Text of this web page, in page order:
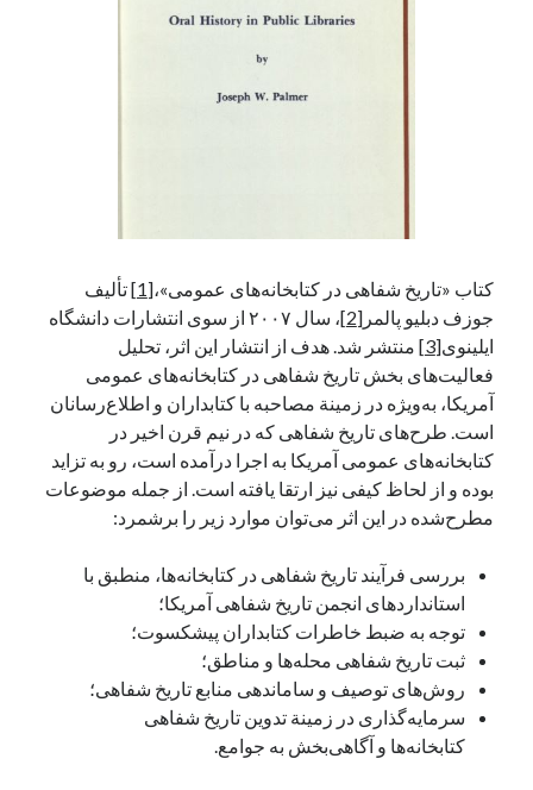
جست‌وجو
کتاب «تاریخ شفاهی در کتابخانه‌های عمومی»،[1]
تألیف
جوزف دبلیو پالمر[2]
، سال ۲۰۰۷ از سوی انتشارات دانشگاه
ایلینوی[3]
منتشر شد. هدف از انتشار این اثر، تحلیل
فعالیت‌های بخش تاریخ شفاهی در کتابخانه‌های عمومی
آمریکا، به‌ویژه در زمینة مصاحبه با کتابداران و اطلاع‌رسانان
است. طرح‌های تاریخ شفاهی که در نیم قرن اخیر در
کتابخانه‌های عمومی آمریکا به اجرا درآمده است، رو به تزاید
بوده و از لحاظ کیفی نیز ارتقا یافته است. از جمله موضوعات
مطرح‌شده در این اثر می‌توان موارد زیر را برشمرد:
بررسی فرآیند تاریخ شفاهی در کتابخانه‌ها، منطبق با
استانداردهای انجمن تاریخ شفاهی آمریکا؛
توجه به ضبط خاطرات کتابداران پیشکسوت؛
ثبت تاریخ شفاهی محله‌ها و مناطق؛
روش‌های توصیف و ساماندهی منابع تاریخ شفاهی؛
سرمایه‌گذاری در زمینة تدوین تاریخ شفاهی
کتابخانه‌ها و آگاهی‌بخش به جوامع.